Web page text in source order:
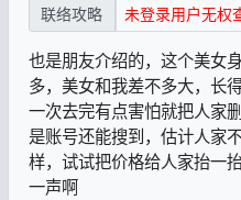
联络攻略 未登录用户无权
也是朋友介绍的，这个美女
多，美女和我差不多大，长
一次去完有点害怕就把人家
是账号还能搜到，估计人家
样，试试把价格给人家抬一
一声啊